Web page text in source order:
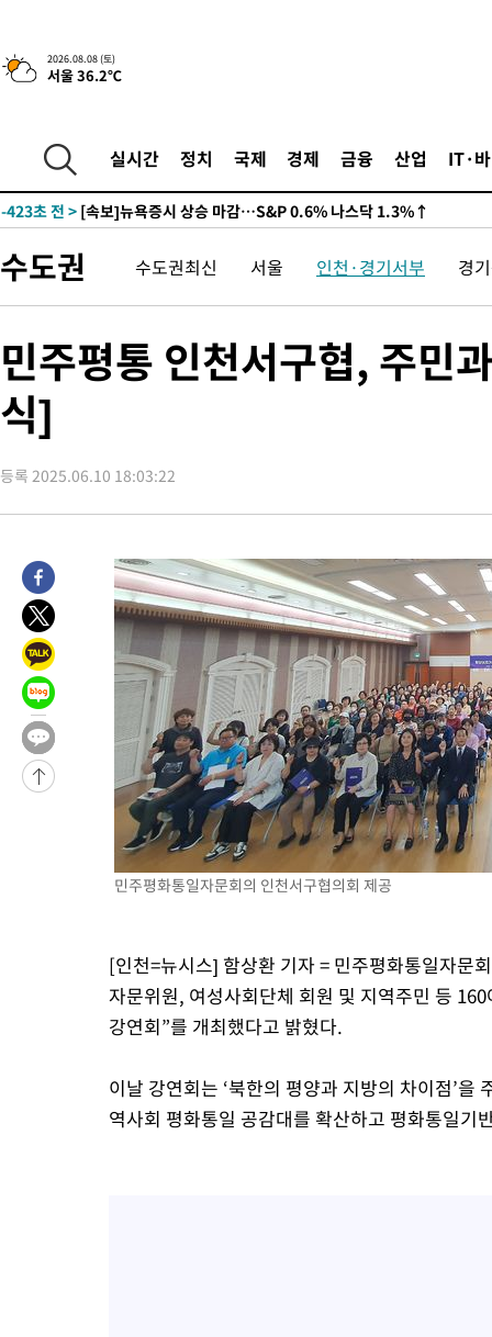
2026.08.08 (토)
서울 36.2℃
실시간 정치 국제 경제 금융 산업 IT·
-26914초 전 >여수 오동도 해상서 모터보트 전복…1명 사망·1명 실종
-23141초 전 >극한폭염 한풀 꺾이지만…'낮 최고 35도' 무더위, 열대야 계속
-18676초 전 >
[속보]'압수수색·성접대 논란' 축구협회 "실망과 걱정 안겨드
-7297초 전 >
-423초 전 > [속보]뉴욕증시 상승 마감…S&P 0.6% 나스닥 1.3%↑
-30024초 전 >
선재도서 해루질 나섰다 실종 60대, 닷새 만에 숨진 채 발견
-27558초 전 >남자 농구, 나고야 아시안게임서 '홈팀' 일본과 한일전
-23161초 전 >극한폭염 한풀 꺾이지만…'낮 최고 35도' 무더위, 열대야 계속
주 날씨]
-20179초 전 >
-18696초 전 >
-443초 전 >[속보]뉴욕증시 상승 마감…S&P 0.6% 나스닥 1.3%↑
수도권 수도권최신 서울 인천·경기서부 경
민주평통 인천서구협, 주민
식]
등록 2025.06.10 18:03:22
민주평화통일자문회의 인천서구협의회 제공
[인천=뉴시스] 함상환 기자 = 민주평화통일자문
자문위원, 여성사회단체 회원 및 지역주민 등
강연회”를 개최했다고 밝혔다.
이날 강연회는 ‘북한의 평양과 지방의 차이점’
역사회 평화통일 공감대를 확산하고 평화통일기